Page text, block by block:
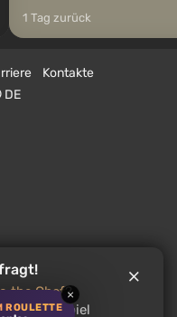
ROULETTE
×
1 Tag zurück
Kontakte
DE
the Chef?
das Spiel